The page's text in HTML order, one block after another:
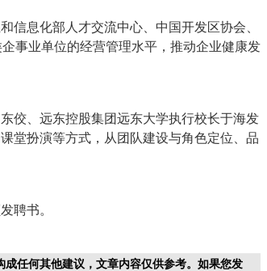
信息化部人才交流中心、中国开发区协会、
事业单位的经营管理水平，推动企业健康发
佼、远东控股集团远东大学执行校长于海发
堂扮演等方式，从团队建设与角色定位、品
聘书。
任何其他建议，文章内容仅供参考。如果您发